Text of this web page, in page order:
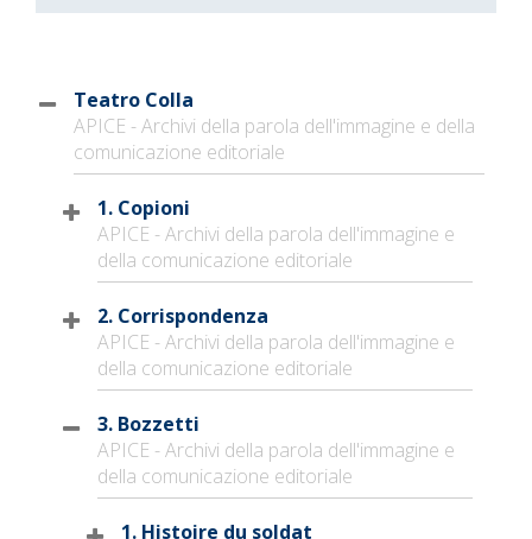
Teatro Colla
APICE - Archivi della parola dell'immagine e della
comunicazione editoriale
1. Copioni
APICE - Archivi della parola dell'immagine e
della comunicazione editoriale
2. Corrispondenza
APICE - Archivi della parola dell'immagine e
della comunicazione editoriale
3. Bozzetti
APICE - Archivi della parola dell'immagine e
della comunicazione editoriale
1. Histoire du soldat